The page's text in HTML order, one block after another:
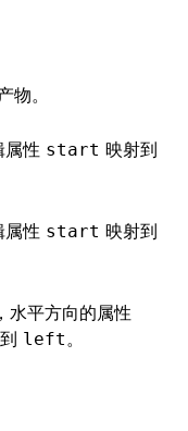
物。
属性 start 映射到
属性 start 映射到
水平方向的属性
left。